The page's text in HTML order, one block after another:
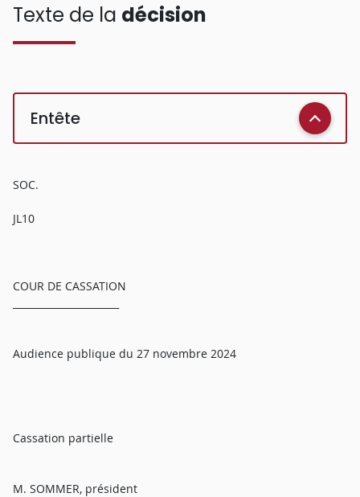
Texte de la décision
Entête
SOC.
JL10
COUR DE CASSATION
Audience publique du 27 novembre 2024
Cassation partielle
M. SOMMER, président